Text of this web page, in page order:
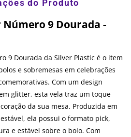
9 Dourada -
9 Dourada da Silver Plastic é o item
e sobremesas em celebrações
Com um design
glitter, esta vela traz um toque
da sua mesa. Produzida em
ela possui o formato pick,
e estável sobre o bolo. Com